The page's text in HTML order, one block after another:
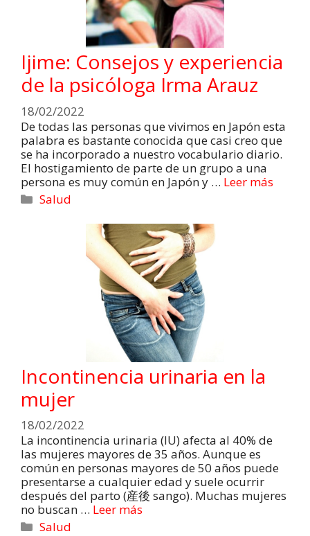
Ijime: Consejos y experiencia
de la psicóloga Irma Arauz
18/02/2022
De todas las personas que vivimos en Japón esta
palabra es bastante conocida que casi creo que
se ha incorporado a nuestro vocabulario diario.
El hostigamiento de parte de un grupo a una
persona es muy común en Japón y … Leer más
Salud
Incontinencia urinaria en la
mujer
18/02/2022
La incontinencia urinaria (IU) afecta al 40% de
las mujeres mayores de 35 años. Aunque es
común en personas mayores de 50 años puede
presentarse a cualquier edad y suele ocurrir
después del parto (産後 sango). Muchas mujeres
no buscan … Leer más
Salud